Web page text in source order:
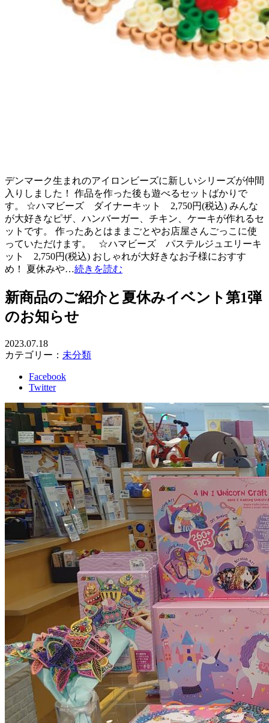
デンマーク生まれのアイロンビーズに新しいシリーズが仲間
入りしました！ 作品を作った後も遊べるセットばかりで
す。 ☆ハマビーズ ダイナーキット 2,750円(税込) みんな
が大好きなピザ、ハンバーガー、チキン、ケーキが作れるセ
ットです。 作ったあとはままごとやお店屋さんごっこに使
っていただけます。 ☆ハマビーズ パステルジュエリーキ
ット 2,750円(税込) おしゃれが大好きなお子様におすす
め！ 夏休みや…続きを読む
新商品のご紹介と夏休みイベント第1弾
のお知らせ
2023.07.18
カテゴリー： 未分類
Facebook
Twitter